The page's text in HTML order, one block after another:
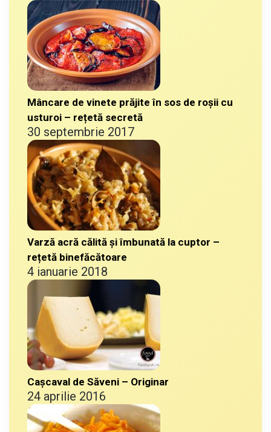
Mâncare de vinete prăjite în sos de roșii cu
usturoi – rețetă secretă
30 septembrie 2017
Varză acră călită și îmbunată la cuptor –
rețetă binefăcătoare
4 ianuarie 2018
Cașcaval de Săveni – Originar
24 aprilie 2016